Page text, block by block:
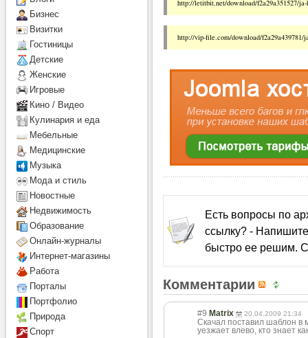
http://letitbit.net/download/f2a29a351527/
http://vip-file.com/download/
Есть вопросы по
ссылку? -
быстро ее решим.
Комментарии
#9 Matrix 20.04.2009 21:34
Скачал поставил шаблон в
уезжает влево, кто знает
Бизнес
Визитки
Гостиницы
Детcкие
Женские
Игровые
Кино / Видео
Кулинария и еда
Мебельные
Медицинские
Музыка
Мода и стиль
Новостные
Недвижимость
Образование
Онлайн-журналы
Интернет-магазины
Работа
Порталы
Портфолио
Природа
Спорт